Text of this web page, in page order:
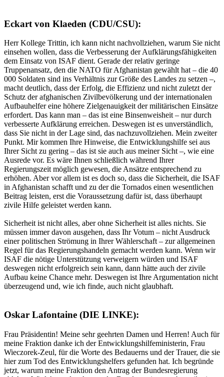
Eckart von Klaeden (CDU/CSU):
Herr Kollege Trittin, ich kann nicht nachvollziehen, warum Sie nicht
einsehen wollen, dass die Verbesserung der Aufklärungsfähigkeiten
dem Einsatz von ISAF dient. Gerade der relativ geringe
Truppenansatz, den die NATO für Afghanistan gewählt hat – die 40
000 Soldaten sind ins Verhältnis zur Größe des Landes zu setzen –,
macht deutlich, dass der Erfolg, die Effizienz und nicht zuletzt der
Schutz der afghanischen Zivilbevölkerung und der internationalen
Aufbauhelfer eine höhere Zielgenauigkeit der militärischen Einsätze
erfordert. Das kann man – das ist eine Binsenweisheit – nur durch
verbesserte Aufklärung erreichen. Deswegen ist es unverständlich,
dass Sie nicht in der Lage sind, das nachzuvollziehen. Mein zweiter
Punkt. Mir kommen Ihre Hinweise, die Entwicklungshilfe sei aus
Ihrer Sicht zu gering – das ist sie auch aus meiner Sicht –, wie eine
Ausrede vor. Es wäre Ihnen schließlich während Ihrer
Regierungszeit möglich gewesen, die Ansätze entsprechend zu
erhöhen. Aber vor allem ist es doch so, dass die Sicherheit, die ISAF
in Afghanistan schafft und zu der die Tornados einen wesentlichen
Beitrag leisten, erst die Voraussetzung dafür ist, dass überhaupt
zivile Hilfe geleistet werden kann.
Sicherheit ist nicht alles, aber ohne Sicherheit ist alles nichts. Sie
müssen immer davon ausgehen, dass Ihr Votum – nicht Ausdruck
einer politischen Strömung in Ihrer Wählerschaft – zur allgemeinen
Regel für das Regierungshandeln gemacht werden kann. Wenn wir
ISAF die nötige Unterstützung verweigern würden und ISAF
deswegen nicht erfolgreich sein kann, dann hätte auch der zivile
Aufbau keine Chance mehr. Deswegen ist Ihre Argumentation nicht
überzeugend und, wie ich finde, auch nicht glaubhaft.
Oskar Lafontaine (DIE LINKE):
Frau Präsidentin! Meine sehr geehrten Damen und Herren! Auch für
meine Fraktion danke ich der Entwicklungshilfeministerin, Frau
Wieczorek-Zeul, für die Worte des Bedauerns und der Trauer, die sie
hier zum Tod des Entwicklungshelfers gefunden hat. Ich begründe
jetzt, warum meine Fraktion den Antrag der Bundesregierung